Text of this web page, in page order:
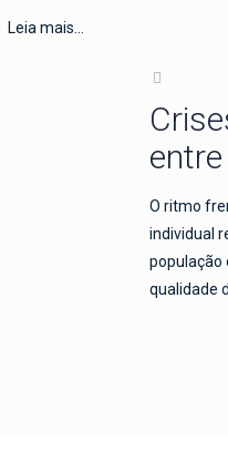
Leia mais...
O ritmo
individual
população
qualidade